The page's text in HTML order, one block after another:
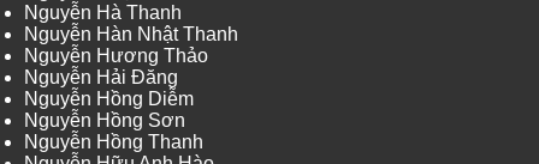
Nguyễn Hà Thanh
Nguyễn Hàn Nhật Thanh
Nguyễn Hương Thảo
Nguyễn Hải Đăng
Nguyễn Hồng Diễm
Nguyễn Hồng Sơn
Nguyễn Hồng Thanh